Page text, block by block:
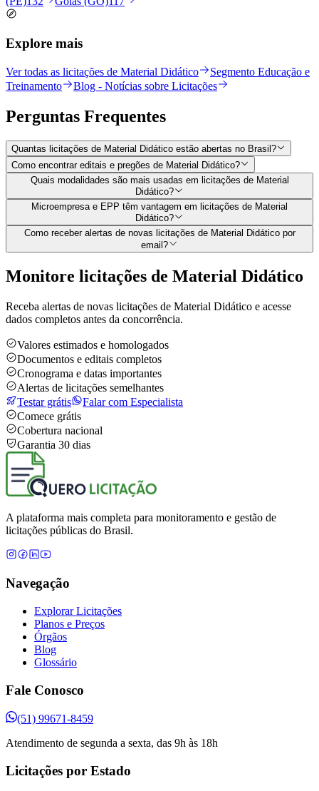
Explore mais
Ver todas as licitações de Material Didático
Segmento Educação e
Treinamento
Blog - Notícias sobre Licitações
Perguntas Frequentes
Quantas licitações de Material Didático estão abertas no Brasil?
Como encontrar editais e pregões de Material Didático?
Quais modalidades são mais usadas em licitações de Material
Didático?
Microempresa e EPP têm vantagem em licitações de Material
Didático?
Como receber alertas de novas licitações de Material Didático por
email?
Monitore licitações de Material Didático
Receba alertas de novas licitações de Material Didático e acesse
dados completos antes da concorrência.
Valores estimados e homologados
Documentos e editais completos
Cronograma e datas importantes
Alertas de licitações semelhantes
Testar grátis
Falar com Especialista
Comece grátis
Cobertura nacional
Garantia 30 dias
A plataforma mais completa para monitoramento e gestão de
licitações públicas do Brasil.
Navegação
Explorar Licitações
Planos e Preços
Órgãos
Blog
Glossário
Fale Conosco
(51) 99671-8459
Atendimento de segunda a sexta, das 9h às 18h
Licitações por Estado